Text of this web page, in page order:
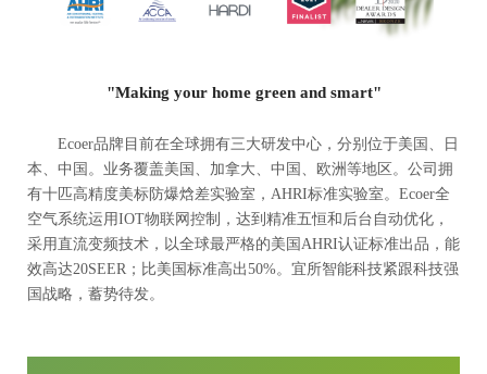
"Making your home green and smart"
Ecoer品牌目前在全球拥有三大研发中心，分别位于美国、日
本、中国。业务覆盖美国、加拿大、中国、欧洲等地区。公司拥
有十匹高精度美标防爆焓差实验室，AHRI标准实验室。Ecoer全
空气系统运用IOT物联网控制，达到精准五恒和后台自动优化，
采用直流变频技术，以全球最严格的美国AHRI认证标准出品，能
效高达20SEER；比美国标准高出50%。宜所智能科技紧跟科技强
国战略，蓄势待发。